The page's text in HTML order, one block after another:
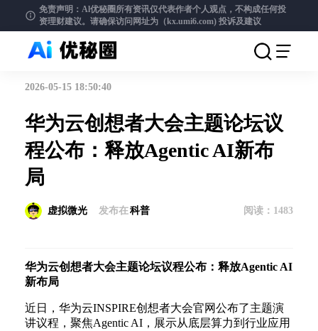
免责声明：Al优秘圈所有资讯仅代表作者个人观点，不构成任何投
资理财建议。请确保访问网址为（kx.umi6.com) 投诉及建议
2026-05-15 18:50:40
华为云创想者大会主题论坛议
程公布：释放Agentic AI新布
局
虚拟微光 发布在科普 阅读： 1483
华为云创想者大会主题论坛议程公布：释放Agentic AI
新布局
近日，华为云INSPIRE创想者大会官网公布了主题演
讲议程，聚焦Agentic AI，展示从底层算力到行业应用